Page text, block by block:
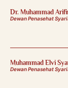
Dr. Muhammad
Dewan Penasehat
Muhammad Elvi
Dewan Penasehat